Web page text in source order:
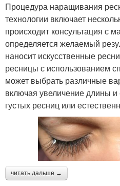
Процедура наращивания
технологии включает
происходит консультация с
определяется желаемый
наносит искусственные
ресницы с использованием
может выбрать различные
включая увеличение длины
густых ресниц или
читать дальше →